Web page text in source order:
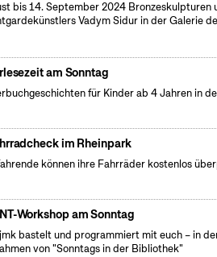
bis 14. September 2024 Bronzeskulpturen
Vadym Sidur in der Galerie
am Sonntag
für Kinder ab 4 Jahren in
im Rheinpark
können ihre Fahrräder kostenlos
Workshop am Sonntag
bastelt und programmiert mit euch – in
von "Sonntags in der Bibliothek"